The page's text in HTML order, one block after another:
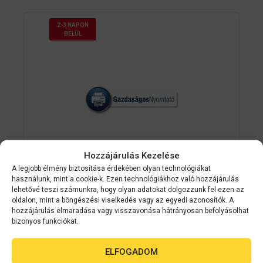
Hozzájárulás Kezelése
A legjobb élmény biztosítása érdekében olyan technológiákat
használunk, mint a cookie-k. Ezen technológiákhoz való hozzájárulás
lehetővé teszi számunkra, hogy olyan adatokat dolgozzunk fel ezen az
oldalon, mint a böngészési viselkedés vagy az egyedi azonosítók. A
hozzájárulás elmaradása vagy visszavonása hátrányosan befolyásolhat
bizonyos funkciókat.
ELFOGADOM
2-3 NAPON
BELÜL
Epson C33S045390
Premium Matte Ticket Roll, 102mm x